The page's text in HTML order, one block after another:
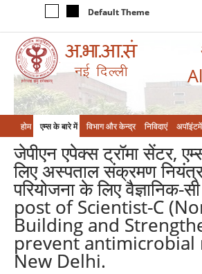
Default Theme
होम एम्‍स के बारे में विभाग और केन्‍द्र निविदाएं
जेपीएन एपेक्स ट्रॉमा सेंटर,
लिए अस्पताल संक्रमण
परियोजना के लिए
post of Scientist-C
Building and
prevent antimicrobial
New Delhi.